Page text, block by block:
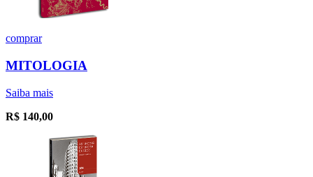
comprar
MITOLOGIA
Saiba mais
R$ 140,00